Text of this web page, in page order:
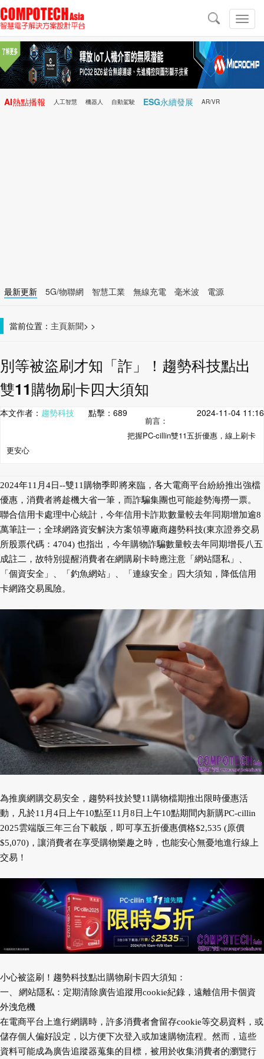
切
換
導
導
航
AI熱點播報 人工智慧 機器人 自動駕駛 ESG永續發展 AR/VR
最新更新 5G/物聯網 智慧工業 無線充電 毫米波
電源
當前位置： 主頁 >
新聞 >
別等被盜刷才知「詐」！趨勢科技點出
雙11購物刷卡四大須知
本文作者： 趨勢科技 點擊： 689 2024-11-04 11:16
前言：
把握PC-cillin雙11五折優惠，線上刷卡
更安心
2024年11月4日--雙11購物季即將來臨，各大電商平台紛紛推出強檔
優惠，消費者將趁機大省一筆，而詐騙集團也可能趁勢海撈一票。
聯合信用卡處理中心統計，今年信用卡詐欺數量較去年同期增加逾8
萬筆註一；全球網路資安解決方案領導廠商趨勢科技(東京證券交易
所股票代碼：4704) 也指出，今年購物詐騙數量較去年同期增長八五
成註二，故特別提醒消費者在網購刷卡時應注意「網站隱私」、
「個資安全」、「釣魚網站」、「連線安全」四大須知，降低信用
卡網路交易風險。
為推廣網購交易安全，趨勢科技於雙11購物檔期推出限時優惠活
動，凡於11月4日上午10點至11月8日上午10點期間內新購PC-cillin
2025雲端版三年三台下載版，即可享五折優惠價格$2,535 (原價
$5,070)，讓消費者在享受購物樂趣之時，也能安心無憂地進行線上
交易！
小心被盜刷！趨勢科技點出購物刷卡四大須知：
一、
網站隱私：定期清除廣告追蹤用cookie紀錄，遠離信用卡個資
外洩危機
在電商平台上進行網購時，許多消費者會留存cookie等交易資料，或
儲存個人偏好設定，以方便下次登入或加速購物流程。然而，這些
資料可能成為廣告追蹤器蒐集的目標，被用於收集消費者的瀏覽行